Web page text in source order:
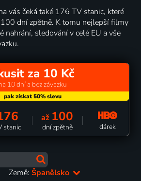
vás čeká také 176 TV stanic, které
dní zpětně. K tomu nejlepší filmy
nahrání, sledování v celé EU a vše
za 10 Kč
10 dní a bez závazku
stanic
až 100
dní zpětně dárek
Země:Španělsko